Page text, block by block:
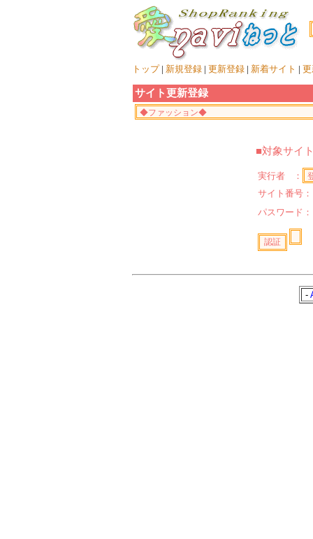
トップ| 新規登録 | 更新登録 | 新着サイト |
サイト更新登録
■対象サイ
実行者 ：
サイト番号：
パスワード
-